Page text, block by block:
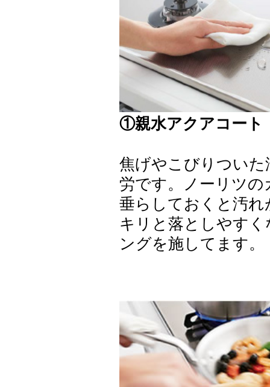
①親水アクアコート
焦げやこびりつい
労です。ノーリツ
垂らしておくと汚
キリと落としやす
ングを施してます。